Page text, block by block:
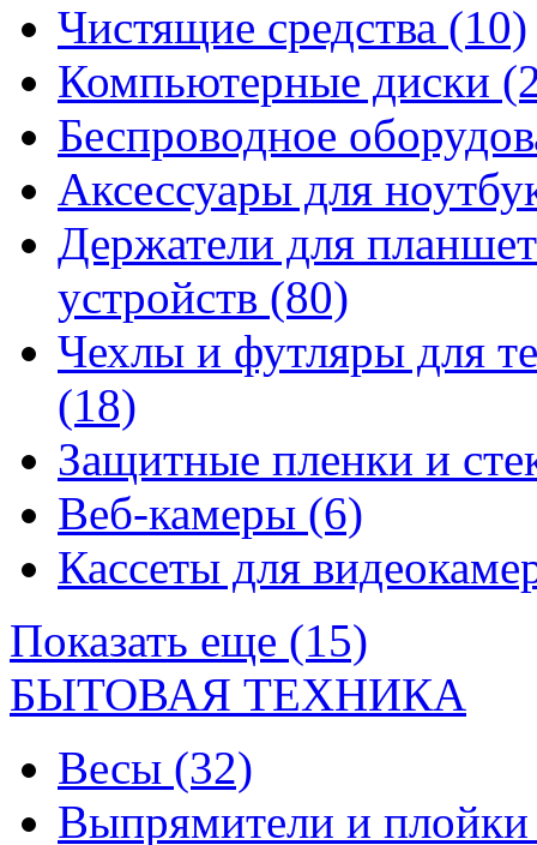
Чистящие средства (10)
Компьютерные диски
Беспроводное
Аксессуары для
Держатели для
устройств (80)
Чехлы и футляры для
(18)
Защитные пленки и
Веб-камеры (6)
Кассеты для
Показать еще (15)
БЫТОВАЯ ТЕХНИКА
Весы (32)
Выпрямители и